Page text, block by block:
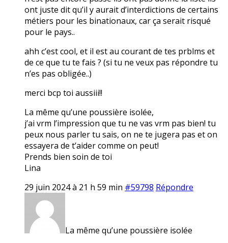
ont juste dit qu’il y aurait d’interdictions de certains
métiers pour les binationaux, car ça serait risqué
pour le pays..
ahh c’est cool, et il est au courant de tes prblms et
de ce que tu te fais ? (si tu ne veux pas répondre tu
n’es pas obligée..)
merci bcp toi aussiii!!
La même qu’une poussière isolée,
j’ai vrm l’impression que tu ne vas vrm pas bien! tu
peux nous parler tu sais, on ne te jugera pas et on
essayera de t’aider comme on peut!
Prends bien soin de toi
Lina
29 juin 2024 à 21 h 59 min #59798 Répondre
La même qu’une poussière isolée